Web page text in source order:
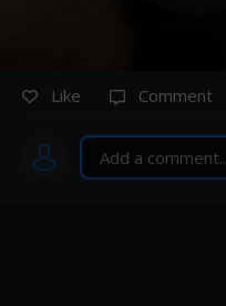
Like Comment